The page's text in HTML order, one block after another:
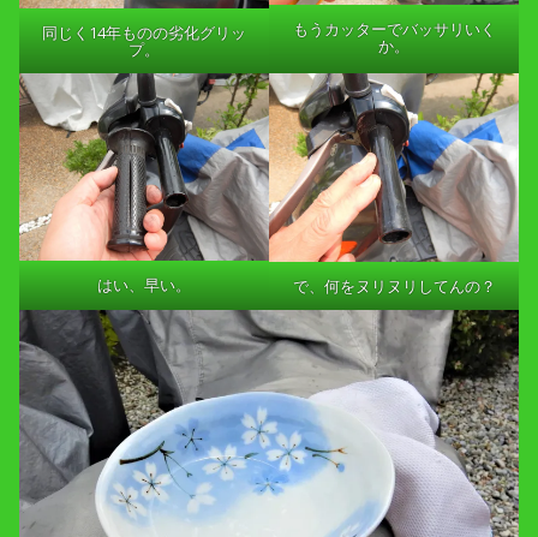
同じく14年ものの劣化グリッ
プ。
もうカッターでバッサリいく
か。
はい、早い。 で、何をヌリヌリしてんの？